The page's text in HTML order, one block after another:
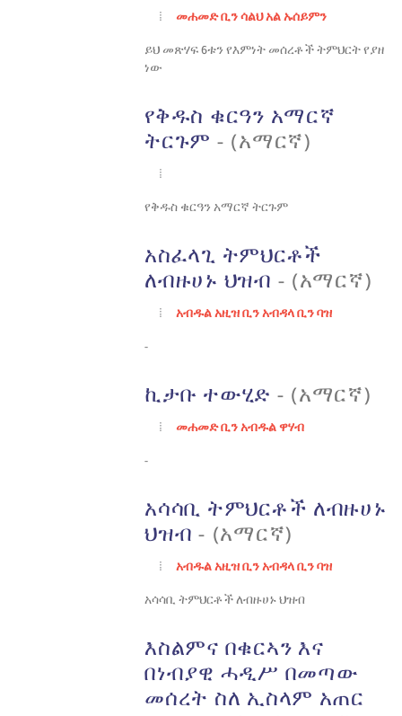
መሐመድ ቢን ሳልህ አል ኡሰይምን
ይህ መጽሃፍ 6ቱን የእምነት መሰረቶች ትምህርት የያዘ
ነው
የቅዱስ ቁርዓን አማርኛ
ትርጉም - (አማርኛ)
የቅዱስ ቁርዓን አማርኛ ትርጉም
አስፈላጊ ትምህርቶች
ለብዙሀኑ ህዝብ - (አማርኛ)
አብዱል አዚዝ ቢን አብዳላ ቢን ባዝ
-
ኪታቡ ተውሂድ - (አማርኛ)
መሐመድ ቢን አብዱል ዋሃብ
-
አሳሳቢ ትምህርቶች ለብዙሀኑ
ህዝብ - (አማርኛ)
አብዱል አዚዝ ቢን አብዳላ ቢን ባዝ
አሳሳቢ ትምህርቶች ለብዙሀኑ ህዝብ
እስልምና በቁርኣን እና
በነብያዊ ሓዲሥ በመጣው
መሰረት ስለ ኢስላም አጠር